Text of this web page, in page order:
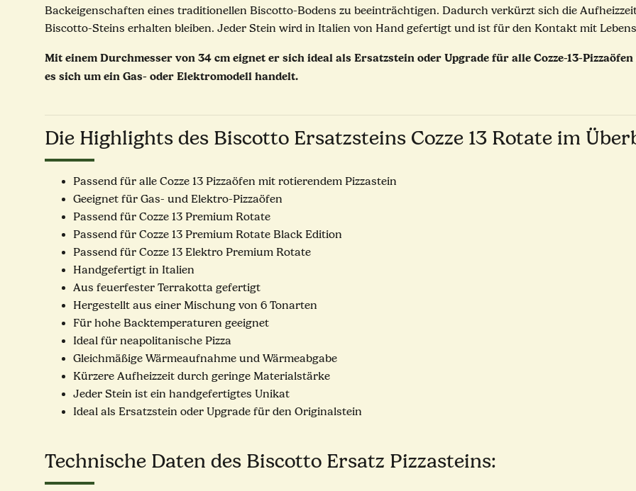
Backeigenschaften eines traditionellen Biscotto-Bodens zu beeinträchtigen. Dadurch verkürzt sich die
Biscotto-Steins erhalten bleiben. Jeder Stein wird in Italien von Hand gefertigt und ist für den Kontakt mit
Mit einem Durchmesser von 34 cm eignet er sich ideal als Ersatzstein oder Upgrade für alle Cozze-13-
es sich um ein Gas- oder Elektromodell handelt.
Die Highlights des Biscotto Ersatzsteins Cozze 13 Rotate im
Passend für alle Cozze 13 Pizzaöfen mit rotierendem Pizzastein
Geeignet für Gas- und Elektro-Pizzaöfen
Passend für Cozze 13 Premium Rotate
Passend für Cozze 13 Premium Rotate Black Edition
Passend für Cozze 13 Elektro Premium Rotate
Handgefertigt in Italien
Aus feuerfester Terrakotta gefertigt
Hergestellt aus einer Mischung von 6 Tonarten
Für hohe Backtemperaturen geeignet
Ideal für neapolitanische Pizza
Gleichmäßige Wärmeaufnahme und Wärmeabgabe
Kürzere Aufheizzeit durch geringe Materialstärke
Jeder Stein ist ein handgefertigtes Unikat
Ideal als Ersatzstein oder Upgrade für den Originalstein
Technische Daten des Biscotto Ersatz Pizzasteins: